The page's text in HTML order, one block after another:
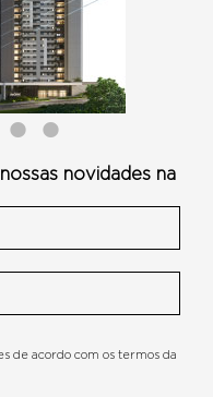
novidades na
de acordo com os termos da